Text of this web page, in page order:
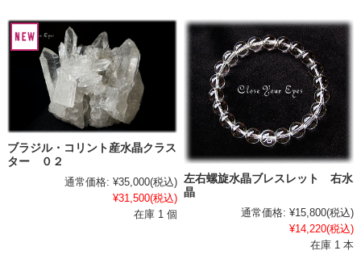
ブラジル・コリント産水晶クラス
ター ０２
通常価格: ¥35,000(税込)
¥31,500(税込)
在庫 1 個
左右螺旋水晶ブレスレット 右水
晶
通常価格: ¥15,800(税込)
¥14,220(税込)
在庫 1 本